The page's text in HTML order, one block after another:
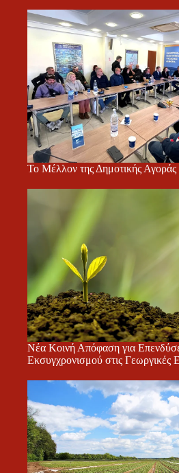
Το Μέλλον της Δημοτικής
Νέα Κοινή Απόφαση για
Εκσυγχρονισμού στις Γεωργικές